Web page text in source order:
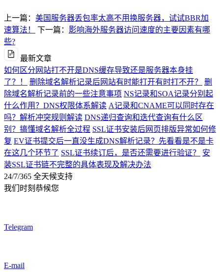
上一篇： 美国服务器丢包率太高不用换服务器，试试BBR加
速算法！
下一篇： 影响海外服务器访问速度的主要因素有哪
些?
最新文章
如何区分网站打不开是DNS缓存导致还是服务器本身挂
了？！
删除域名解析记录后网站有时能打开有时打不开？
删
除域名解析记录前的一些注意事项 NS记录和SOA记录分别起
什么作用？DNS权限体系解读 A记录和CNAME可以同时存在
吗？解析冲突规则解读 DNS递归查询和迭代查询有什么区
别？搞懂域名解析全过程 SSL证书安装后网页排版异常如何修
复 EV证书提交后一直没生成DNS解析记录？先看看是不是卡
在这几个环节了 SSL证书续订后，是否还需要进行验证？
安
装SSL证书链不完整的具体表现及解决办法
24/7/365 全天候支持
我们时刻恭候您
Telegram
E-mail